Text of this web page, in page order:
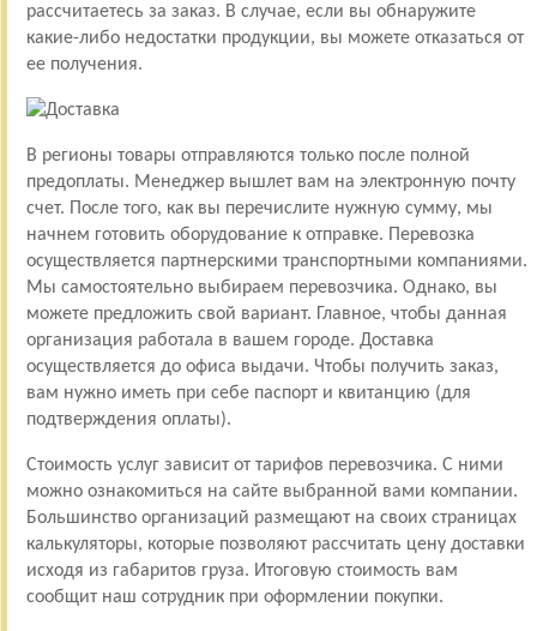
рассчитаетесь за заказ. В случае, если вы обнаружите
какие-либо недостатки продукции, вы можете отказаться от
ее получения.
В регионы товары отправляются только после полной
предоплаты. Менеджер вышлет вам на электронную почту
счет. После того, как вы перечислите нужную сумму, мы
начнем готовить оборудование к отправке. Перевозка
осуществляется партнерскими транспортными компаниями.
Мы самостоятельно выбираем перевозчика. Однако, вы
можете предложить свой вариант. Главное, чтобы данная
организация работала в вашем городе. Доставка
осуществляется до офиса выдачи. Чтобы получить заказ,
вам нужно иметь при себе паспорт и квитанцию (для
подтверждения оплаты).
Стоимость услуг зависит от тарифов перевозчика. С ними
можно ознакомиться на сайте выбранной вами компании.
Большинство организаций размещают на своих страницах
калькуляторы, которые позволяют рассчитать цену доставки
исходя из габаритов груза. Итоговую стоимость вам
сообщит наш сотрудник при оформлении покупки.